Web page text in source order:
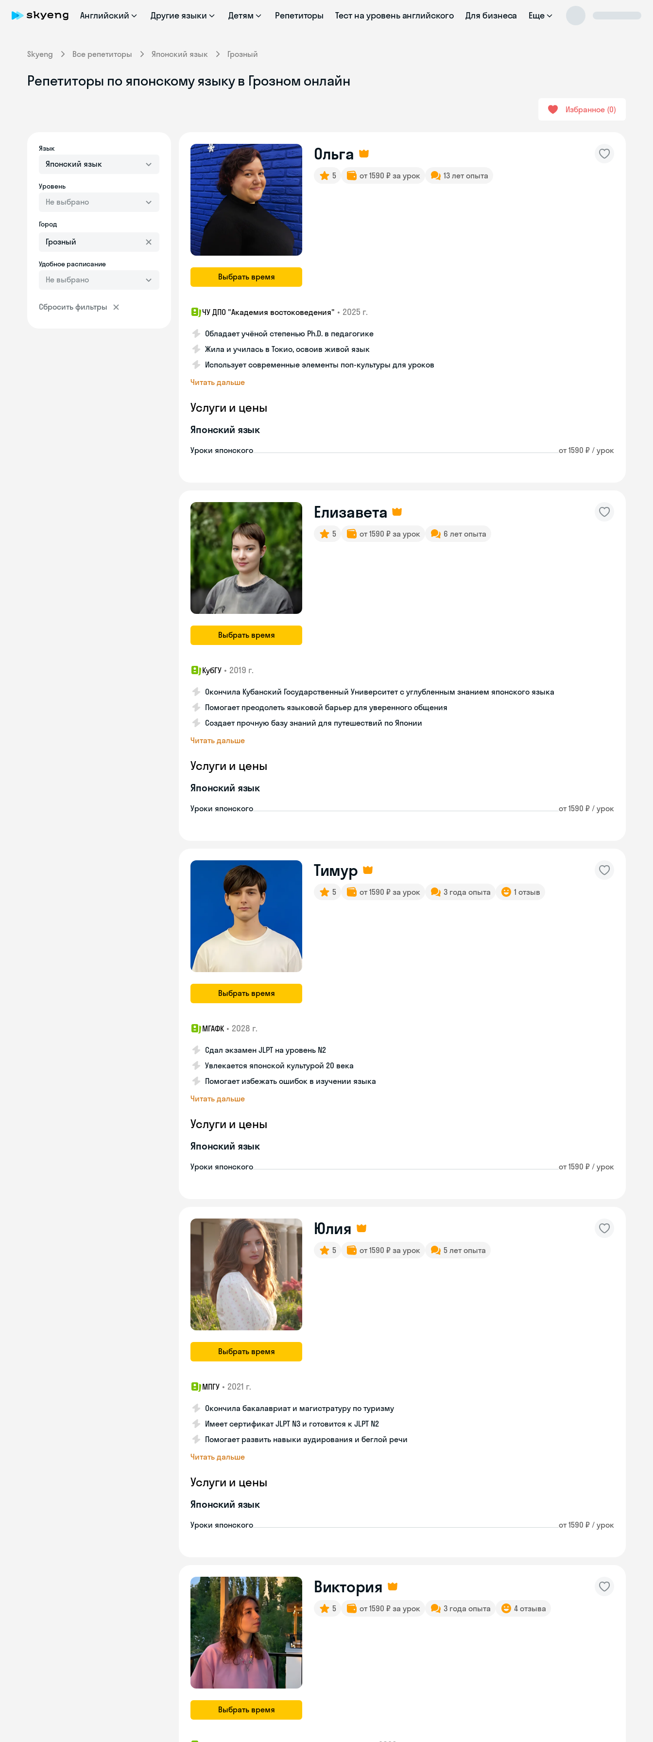
Английский Другие языки Детям Репетиторы Тест на уровень английского Для бизнеса Еще
Skyeng Все репетиторы Японский язык Грозный
Репетиторы по японскому языку в Грозном онлайн
Избранное 0
Язык
Японский язык
Уровень
Не выбрано
Город
Удобное расписание
Не выбрано
Сбросить фильтры
Выбрать время
Ольга
5 от 1590 ₽ за урок 13 лет опыта
ЧУ ДПО "Академия востоковедения" • 2025 г.
Обладает учёной степенью Ph.D. в педагогике
Жила и училась в Токио, освоив живой язык
Использует современные элементы поп-культуры для уроков
Читать дальше
Услуги и цены
Японский язык
Уроки японского от 1590 ₽ / урок
Выбрать время
Елизавета
5 от 1590 ₽ за урок 6 лет опыта
КубГУ • 2019 г.
Окончила Кубанский Государственный Университет с углубленным знанием японского языка
Помогает преодолеть языковой барьер для уверенного общения
Создает прочную базу знаний для путешествий по Японии
Читать дальше
Услуги и цены
Японский язык
Уроки японского от 1590 ₽ / урок
Выбрать время
Тимур
5 от 1590 ₽ за урок 3 года опыта 1 отзыв
МГАФК • 2028 г.
Сдал экзамен JLPT на уровень N2
Увлекается японской культурой 20 века
Помогает избежать ошибок в изучении языка
Читать дальше
Услуги и цены
Японский язык
Уроки японского от 1590 ₽ / урок
Выбрать время
Юлия
5 от 1590 ₽ за урок 5 лет опыта
МПГУ • 2021 г.
Окончила бакалавриат и магистратуру по туризму
Имеет сертификат JLPT N3 и готовится к JLPT N2
Помогает развить навыки аудирования и беглой речи
Читать дальше
Услуги и цены
Японский язык
Уроки японского от 1590 ₽ / урок
Выбрать время
Виктория
5 от 1590 ₽ за урок 3 года опыта 4 отзыва